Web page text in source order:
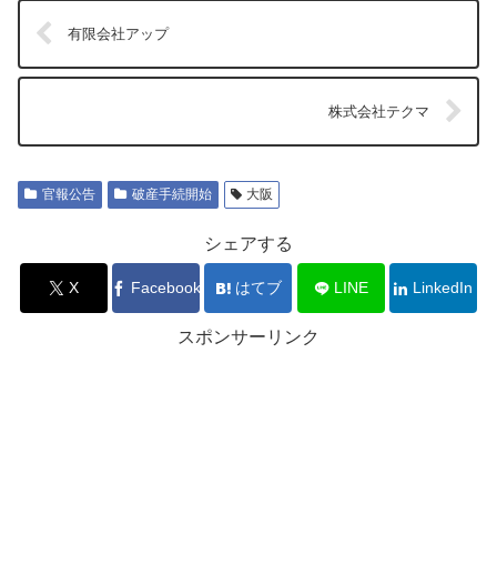
有限会社アップ
株式会社テクマ
官報公告 破産手続開始 大阪
シェアする
X Facebook はてブ LINE LinkedIn
スポンサーリンク